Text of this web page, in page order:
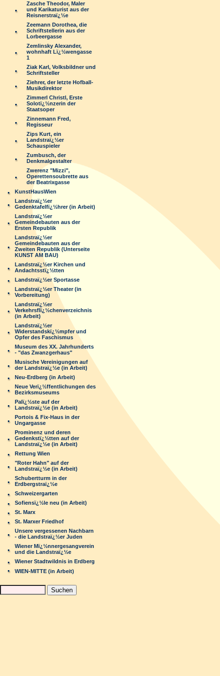
Zasche Theodor, Maler
und Karikaturist aus der
Reisnerstraï¿½e
Zeemann Dorothea, die
Schriftstellerin aus der
Lorbeergasse
Zemlinsky Alexander,
wohnhaft Lï¿½wengasse
1
Ziak Karl, Volksbildner und
Schriftsteller
Ziehrer, der letzte Hofball-
Musikdirektor
Zimmerl Christl, Erste
Solotï¿½nzerin der
Staatsoper
Zinnemann Fred,
Regisseur
Zips Kurt, ein
Landstraï¿½er
Schauspieler
Zumbusch, der
Denkmalgestalter
Zwerenz "Mizzi",
Operettensoubrette aus
der Beatrixgasse
KunstHausWien
Landstraï¿½er
Gedenktafelfï¿½hrer (in Arbeit)
Landstraï¿½er
Gemeindebauten aus der
Ersten Republik
Landstraï¿½er
Gemeindebauten aus der
Zweiten Republik (Unterseite
KUNST AM BAU)
Landstraï¿½er Kirchen und
Andachtsstï¿½tten
Landstraï¿½er Sportasse
Landstraï¿½er Theater (in
Vorbereitung)
Landstraï¿½er
Verkehrsflï¿½chenverzeichnis
(in Arbeit)
Landstraï¿½er
Widerstandskï¿½mpfer und
Opfer des Faschismus
Museum des XX. Jahrhunderts
- "das Zwanzgerhaus"
Musische Vereinigungen auf
der Landstraï¿½e (in Arbeit)
Neu-Erdberg (in Arbeit)
Neue Verï¿½ffentlichungen des
Bezirksmuseums
Palï¿½ste auf der
Landstraï¿½e (in Arbeit)
Portois & Fix-Haus in der
Ungargasse
Prominenz und deren
Gedenkstï¿½tten auf der
Landstraï¿½e (in Arbeit)
Rettung Wien
"Roter Hahn" auf der
Landstraï¿½e (in Arbeit)
Schubertturm in der
Erdbergstraï¿½e
Schweizergarten
Sofiensï¿½le neu (in Arbeit)
St. Marx
St. Marxer Friedhof
Unsere vergessenen Nachbarn
- die Landstraï¿½er Juden
Wiener Mï¿½nnergesangverein
und die Landstraï¿½e
Wiener Stadtwildnis in Erdberg
WIEN-MITTE (in Arbeit)